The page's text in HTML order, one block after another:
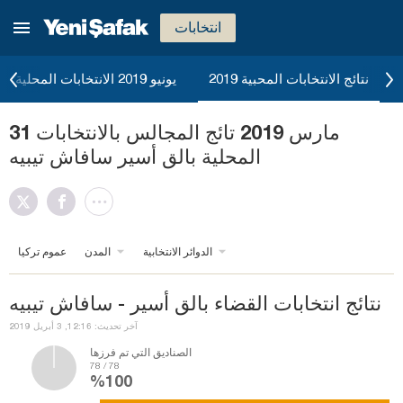
انتخابات
يونيو 2019 الانتخابات المحلية نتائج الانتخابات المحبية 2019
31 مارس 2019 تائج المجالس بالانتخابات
المحلية بالق أسير سافاش تيبيه
عموم تركيا المدن الدوائر الانتخابية
نتائج انتخابات القضاء بالق أسير - سافاش تيبيه
آخر تحديث: 12:16, 3 أبريل 2019
الصناديق التي تم فرزها
78 / 78
%100